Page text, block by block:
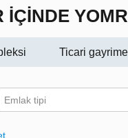
Ticari
Emlak tipi